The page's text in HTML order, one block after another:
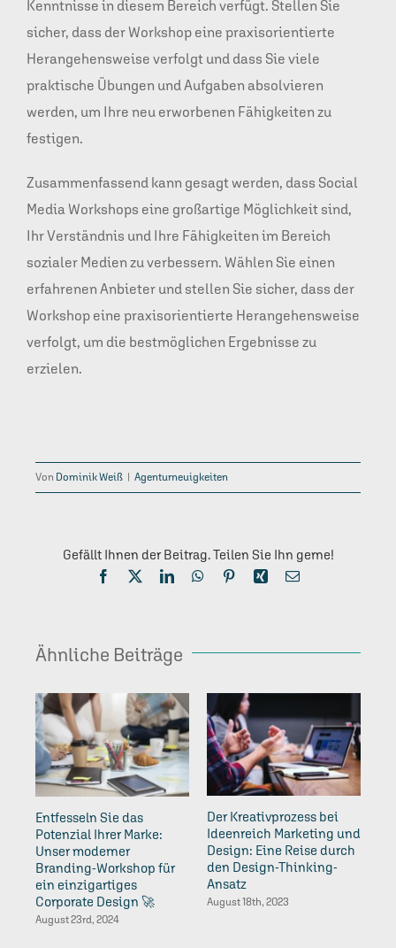
Kenntnisse in diesem Bereich verfügt. Stellen Sie
sicher, dass der Workshop eine praxisorientierte
Herangehensweise verfolgt und dass Sie viele
praktische Übungen und Aufgaben absolvieren
werden, um Ihre neu erworbenen Fähigkeiten zu
festigen.
Zusammenfassend kann gesagt werden, dass Social
Media Workshops eine großartige Möglichkeit sind,
Ihr Verständnis und Ihre Fähigkeiten im Bereich
sozialer Medien zu verbessern. Wählen Sie einen
erfahrenen Anbieter und stellen Sie sicher, dass der
Workshop eine praxisorientierte Herangehensweise
verfolgt, um die bestmöglichen Ergebnisse zu
erzielen.
Von Dominik Weiß | Agenturneuigkeiten
Gefällt Ihnen der Beitrag. Teilen Sie Ihn gerne!
Facebook LinkedInWhatsApp
PinterestXing E-
Ähnliche Beiträge
Entfesseln Sie das
Potenzial Ihrer Marke:
Unser moderner
Branding-Workshop für
ein einzigartiges
Corporate Design 🚀
August 23rd, 2024
Der Kreativprozess bei
Ideenreich Marketing und
Design: Eine Reise durch
den Design-Thinking-
Ansatz
August 18th, 2023